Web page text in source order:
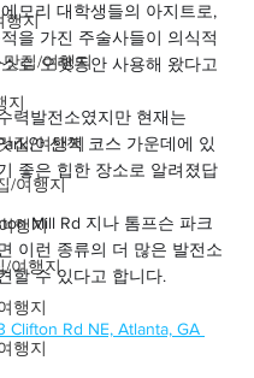
행지
집/여행지
지
집/여행지
/여행지
행지
/여행지
행지
행지
모리 대학생들의 아지트로,
을 가진 주술사들이 의식적
로 오랫동안 사용해 왔다고
력발전소였지만 현재는
안 산책 코스 가운데에 있
좋은 힙한 장소로 알려졌답
Mill Rd 지나 톰프슨 파크
이런 종류의 더 많은 발전소
할 수 있다고 합니다.
Clifton Rd NE, Atlanta, GA